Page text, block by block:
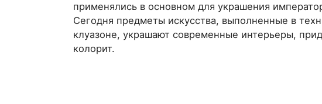
применялись в основном для украшения
Сегодня предметы искусства, выполненные в
клуазоне, украшают современные интерьеры,
колорит.